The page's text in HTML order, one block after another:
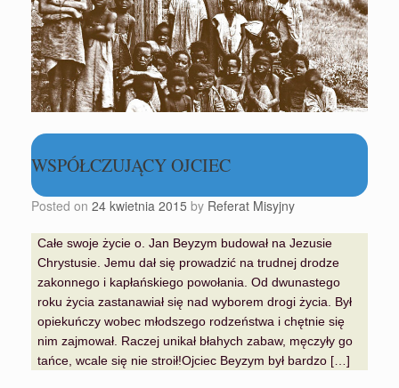
WSPÓŁCZUJĄCY OJCIEC
Posted on 24 kwietnia 2015 by Referat Misyjny
Całe swoje życie o. Jan Beyzym budował na Jezusie
Chrystusie. Jemu dał się prowadzić na trudnej drodze
zakonnego i kapłańskiego powołania. Od dwunastego
roku życia zastanawiał się nad wyborem drogi życia. Był
opiekuńczy wobec młodszego rodzeństwa i chętnie się
nim zajmował. Raczej unikał błahych zabaw, męczyły go
tańce, wcale się nie stroił!Ojciec Beyzym był bardzo […]